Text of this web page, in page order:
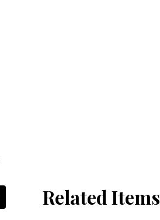
Related Items